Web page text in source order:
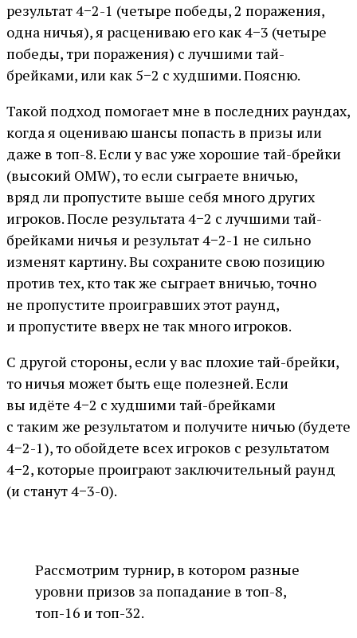
результат 4−2-1 (четыре победы, 2 поражения,
одна ничья), я расцениваю его как 4−3 (четыре
победы, три поражения) с лучшими тай-
брейками, или как 5−2 с худшими. Поясню.
Такой подход помогает мне в последних раундах,
когда я оцениваю шансы попасть в призы или
даже в топ-8. Если у вас уже хорошие тай-брейки
(высокий OMW), то если сыграете вничью,
вряд ли пропустите выше себя много других
игроков. После результата 4−2 с лучшими тай-
брейками ничья и результат 4−2-1 не сильно
изменят картину. Вы сохраните свою позицию
против тех, кто так же сыграет вничью, точно
не пропустите проигравших этот раунд,
и пропустите вверх не так много игроков.
С другой стороны, если у вас плохие тай-брейки,
то ничья может быть еще полезней. Если
вы идёте 4−2 с худшими тай-брейками
с таким же результатом и получите ничью (будете
4−2-1), то обойдете всех игроков с результатом
4−2, которые проиграют заключительный раунд
(и станут 4−3-0).
Рассмотрим турнир, в котором разные
уровни призов за попадание в топ-8,
топ-16 и топ-32.